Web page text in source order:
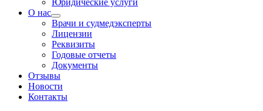
Юридические услуги
О нас
Врачи и судмедэксперты
Лицензии
Реквизиты
Годовые отчеты
Документы
Отзывы
Новости
Контакты